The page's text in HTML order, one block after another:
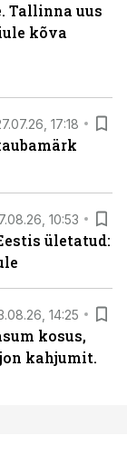
Tallinna uus
kõva
17:18
10:53
ületatud:
14:25
kosus,
kahjumit.